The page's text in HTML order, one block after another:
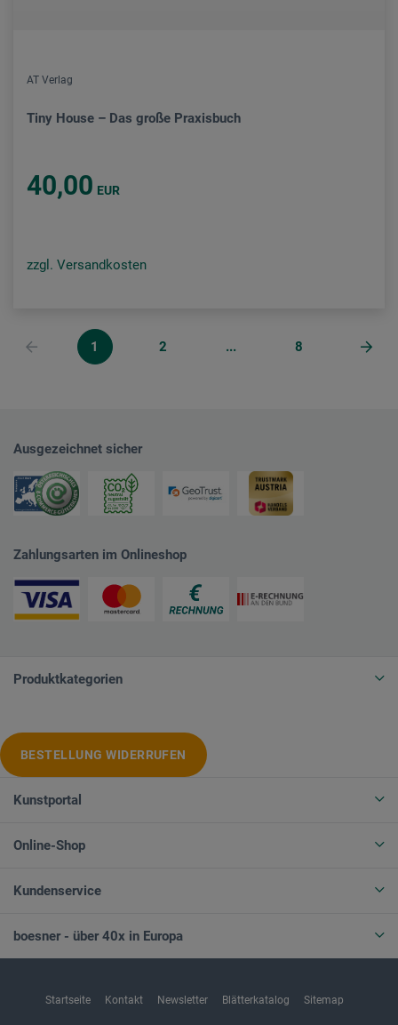
AT Verlag
Tiny House – Das große Praxisbuch
40,00 EUR
zzgl. Versandkosten
1 2 ... 8
Ausgezeichnet sicher
Zahlungsarten im Onlineshop
Produktkategorien
BESTELLUNG WIDERRUFEN
Kunstportal
Online-Shop
Kundenservice
boesner - über 40x in Europa
Startseite Kontakt Newsletter Blätterkatalog Sitemap